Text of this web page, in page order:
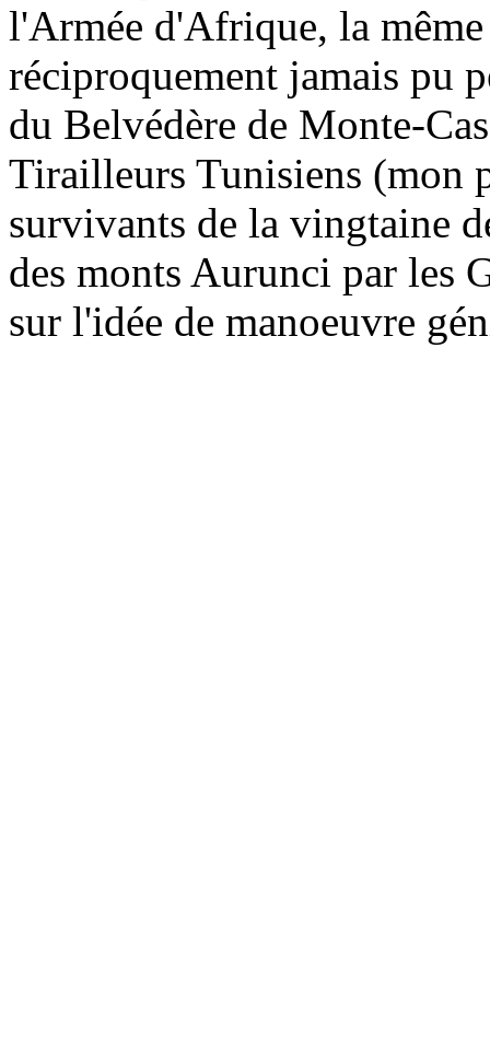
l'Armée d'Afrique, la
réciproquement jamais pu
du Belvédère de Monte-
Tirailleurs Tunisiens (mon
survivants de la vingtaine
des monts Aurunci par les
sur l'idée de manoeuvre